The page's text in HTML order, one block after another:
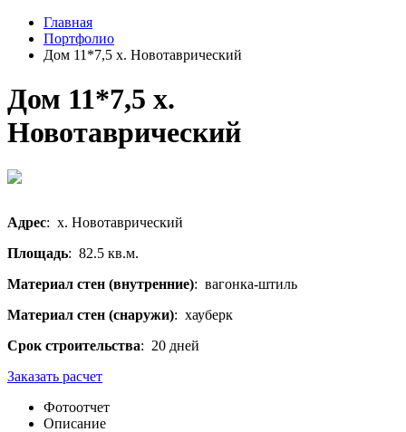
Главная
Портфолио
Дом 11*7,5 х. Новотаврический
Дом 11*7,5 х.
Новотаврический
Адрес: х. Новотаврический
Площадь: 82.5 кв.м.
Материал стен (внутренние): вагонка-штиль
Материал стен (снаружи): хауберк
Срок строительства: 20 дней
Заказать расчет
Фотоотчет
Описание